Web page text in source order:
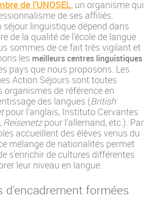
de l'UNOSEL, un organisme qui
de ses affiliés.
séjour linguistique dépend dans
de la qualité de l'école de langue
sommes de ce fait très vigilant et
les meilleurs centres linguistiques
pays que nous proposons. Les
Action Séjours sont toutes
organismes de référence en
des langues (British
pour l'anglais, Instituto Cervantes
Reisenetzpour l'allemand, etc.). Par
accueillent des élèves venus du
mélange de nationalités permet
s'enrichir de cultures différentes
leur niveau en langue.
d'encadrement formées